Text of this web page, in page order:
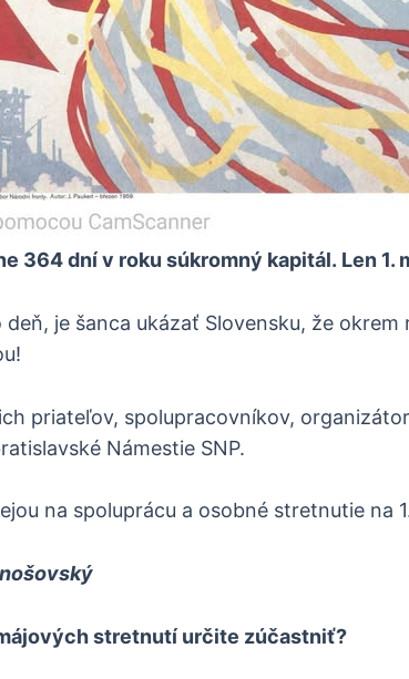
364 dní v roku súkromný kapitál. Len 1.
je šanca ukázať Slovensku, že
priateľov, spolupracovníkov,
Námestie SNP.
na spoluprácu a osobné stretnutie na
stretnutí určite zúčastniť?